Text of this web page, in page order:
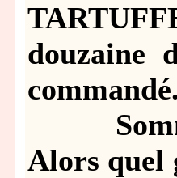
douzaine
commandé.
Alors quel